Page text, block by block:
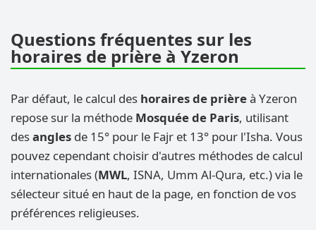
Questions fréquentes sur les
horaires de prière à Yzeron
Par défaut, le calcul des horaires de prièreà Yzeron
repose sur la méthode Mosquée de Paris, utilisant
desangles de 15° pour le Fajr et 13° pour l'Isha. Vous
pouvez cependant choisir d'autres méthodes de calcul
internationales (MWL, ISNA, Umm Al-Qura, etc.) via le
sélecteur situé en haut de la page, en fonction de vos
préférences religieuses.